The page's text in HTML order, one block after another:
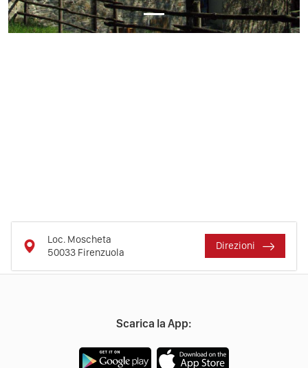
Loc. Moscheta
50033 Firenzuola
Direzioni
Scarica la App: